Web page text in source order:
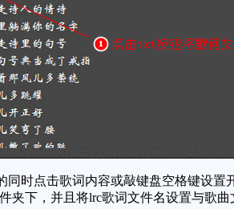
时点击歌词内容或敲键盘空格键设置
下，并且将lrc歌词文件名设置与歌曲